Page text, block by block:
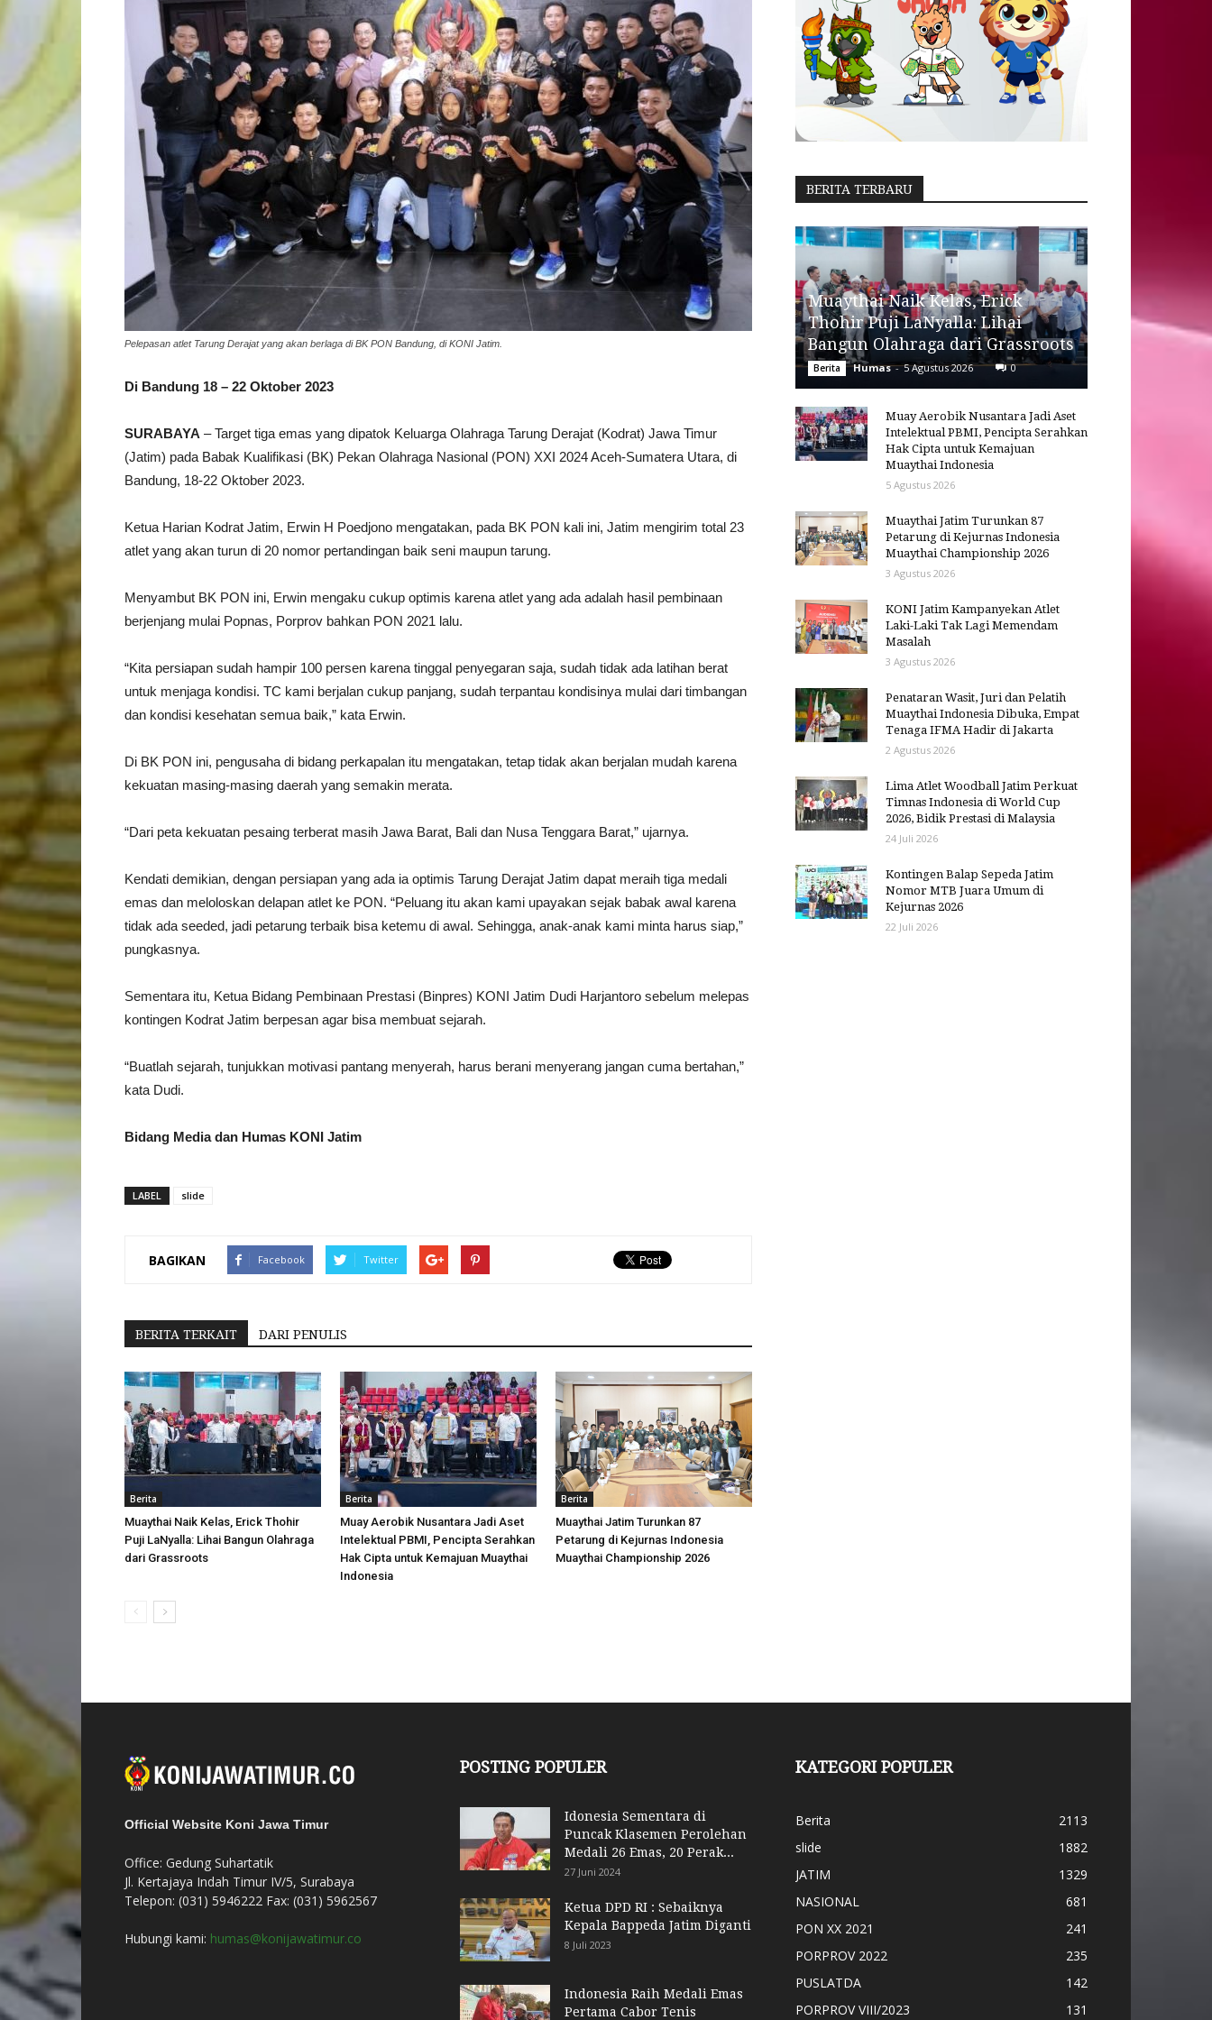
Pelepasan atlet Tarung Derajat yang akan berlaga di BK PON Bandung, di KONI Jatim.
Di Bandung 18 – 22 Oktober 2023
SURABAYA – Target tiga emas yang dipatok Keluarga Olahraga Tarung Derajat (Kodrat) Jawa Timur
(Jatim) pada Babak Kualifikasi (BK) Pekan Olahraga Nasional (PON) XXI 2024 Aceh-Sumatera Utara, di
Bandung, 18-22 Oktober 2023.
Ketua Harian Kodrat Jatim, Erwin H Poedjono mengatakan, pada BK PON kali ini, Jatim mengirim total 23
atlet yang akan turun di 20 nomor pertandingan baik seni maupun tarung.
Menyambut BK PON ini, Erwin mengaku cukup optimis karena atlet yang ada adalah hasil pembinaan
berjenjang mulai Popnas, Porprov bahkan PON 2021 lalu.
“Kita persiapan sudah hampir 100 persen karena tinggal penyegaran saja, sudah tidak ada latihan berat
untuk menjaga kondisi. TC kami berjalan cukup panjang, sudah terpantau kondisinya mulai dari timbangan
dan kondisi kesehatan semua baik,” kata Erwin.
Di BK PON ini, pengusaha di bidang perkapalan itu mengatakan, tetap tidak akan berjalan mudah karena
kekuatan masing-masing daerah yang semakin merata.
“Dari peta kekuatan pesaing terberat masih Jawa Barat, Bali dan Nusa Tenggara Barat,” ujarnya.
Kendati demikian, dengan persiapan yang ada ia optimis Tarung Derajat Jatim dapat meraih tiga medali
emas dan meloloskan delapan atlet ke PON. “Peluang itu akan kami upayakan sejak babak awal karena
tidak ada seeded, jadi petarung terbaik bisa ketemu di awal. Sehingga, anak-anak kami minta harus siap,”
pungkasnya.
Sementara itu, Ketua Bidang Pembinaan Prestasi (Binpres) KONI Jatim Dudi Harjantoro sebelum melepas
kontingen Kodrat Jatim berpesan agar bisa membuat sejarah.
“Buatlah sejarah, tunjukkan motivasi pantang menyerah, harus berani menyerang jangan cuma bertahan,”
kata Dudi.
Bidang Media dan Humas KONI Jatim
LABEL slide
BAGIKAN Facebook Twitter
BERITA TERKAIT DARI PENULIS
Berita
Muaythai Naik Kelas, Erick Thohir
Puji LaNyalla: Lihai Bangun Olahraga
dari Grassroots
Berita
Muay Aerobik Nusantara Jadi Aset
Intelektual PBMI, Pencipta Serahkan
Hak Cipta untuk Kemajuan Muaythai
Indonesia
Berita
Muaythai Jatim Turunkan 87
Petarung di Kejurnas Indonesia
Muaythai Championship 2026
BERITA TERBARU
Muaythai Naik Kelas, Erick
Thohir Puji LaNyalla: Lihai
Bangun Olahraga dari Grassroots
Berita Humas - 5 Agustus 2026 0
Muay Aerobik Nusantara Jadi Aset
Intelektual PBMI, Pencipta Serahkan
Hak Cipta untuk Kemajuan
Muaythai Indonesia
5 Agustus 2026
Muaythai Jatim Turunkan 87
Petarung di Kejurnas Indonesia
Muaythai Championship 2026
3 Agustus 2026
KONI Jatim Kampanyekan Atlet
Laki-Laki Tak Lagi Memendam
Masalah
3 Agustus 2026
Penataran Wasit, Juri dan Pelatih
Muaythai Indonesia Dibuka, Empat
Tenaga IFMA Hadir di Jakarta
2 Agustus 2026
Lima Atlet Woodball Jatim Perkuat
Timnas Indonesia di World Cup
2026, Bidik Prestasi di Malaysia
24 Juli 2026
Kontingen Balap Sepeda Jatim
Nomor MTB Juara Umum di
Kejurnas 2026
22 Juli 2026
Official Website Koni Jawa Timur
Office: Gedung Suhartatik
Jl. Kertajaya Indah Timur IV/5, Surabaya
Telepon: (031) 5946222 Fax: (031) 5962567
Hubungi kami: humas@konijawatimur.co
POSTING POPULER
Idonesia Sementara di
Puncak Klasemen Perolehan
Medali 26 Emas, 20 Perak...
27 Juni 2024
Ketua DPD RI : Sebaiknya
Kepala Bappeda Jatim Diganti
8 Juli 2023
Indonesia Raih Medali Emas
Pertama Cabor Tenis
KATEGORI POPULER
Berita
2113
slide
1882
JATIM
1329
NASIONAL
681
PON XX 2021
241
PORPROV 2022
235
PUSLATDA
142
PORPROV VIII/2023
131